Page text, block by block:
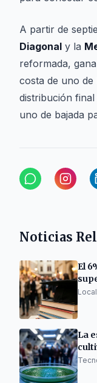
A partir de
Diagonal y la
reformada,
costa de uno de
distribución
uno de bajada
Noticias
El
Local
La